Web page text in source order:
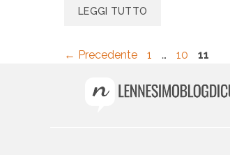
LEGGI TUTTO
← Precedente Pagina
1 … Pagina
10 Pagina
11